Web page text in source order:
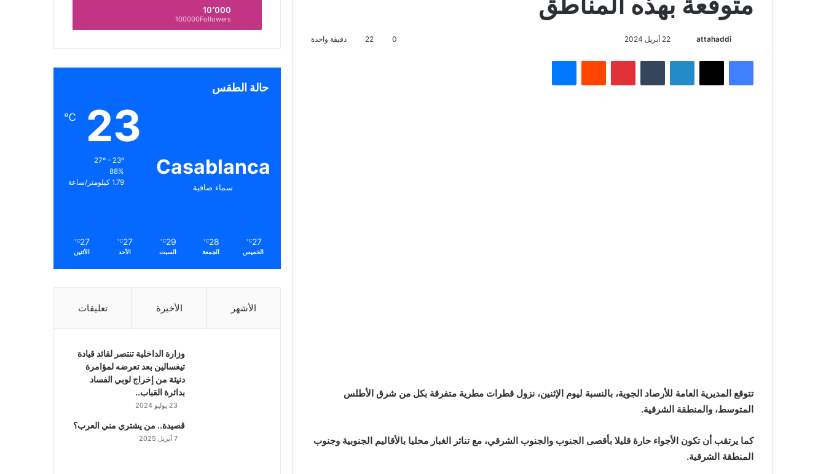
attahaddi 22 أبريل 2024 0
22 دقيقة واحدة
فيسبوك X لينكدإن بينتيريست ماسنجر
تتوقع المديرية العامة للأرصاد الجوية، بالنسبة ليوم الإثنين، نزول قطرات مطرية متفرقة بكل من شرق الأطلس
المتوسط، والمنطقة الشرقية.
كما يرتقب أن تكون الأجواء حارة قليلا بأقصى الجنوب والجنوب الشرقي، مع تناثر الغبار محليا بالأقاليم الجنوبية وجنوب
المنطقة الشرقية.
10٬000
100000Followers
حالة الطقس
Casablanca
سماء صافية
23
℃
27º - 23º
88%
1.79 كيلومتر/ساعة
27
℃
الخميس
28
℃
الجمعة
29
℃
السبت
27
℃
الأحد
27
℃
الأثنين
الأشهر الأخيرة تعليقات
وزارة الداخلية تنتصر لقائد قيادة
تيغسالين بعد تعرضه لمؤامرة
دنيئة من إخراج لوبي الفساد
بدائرة القباب..
23 يوليو 2024
قصيدة.. من يشتري مني العرب؟
7 أبريل 2025